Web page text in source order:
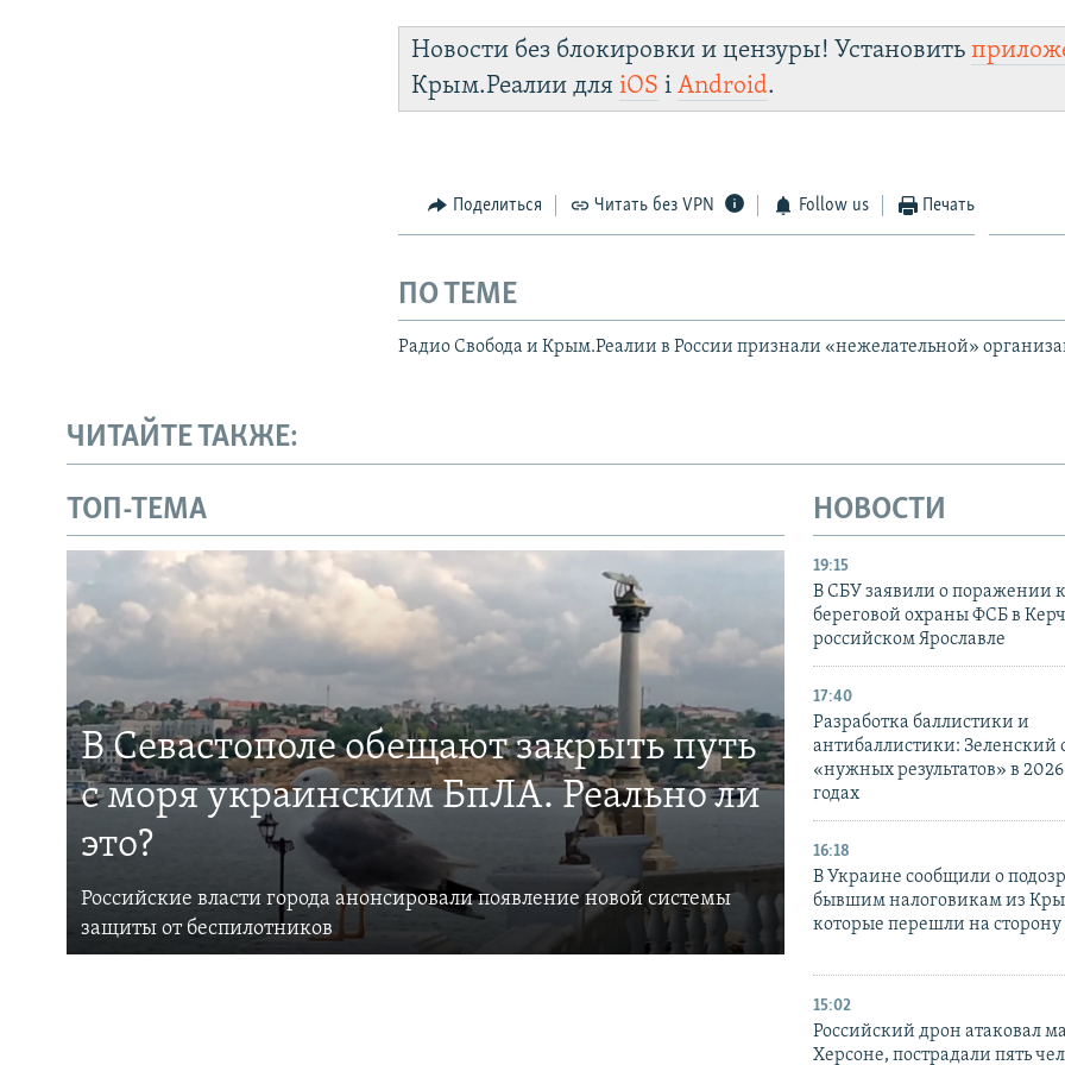
Новости без блокировки и цензуры! Установить
Крым.Реалии дляiOS іAndroid.
Поделиться Читать без VPN Follow us Печать
ПО ТЕМЕ
Радио Свобода и Крым.Реалии в России признали «нежелательной»
ЧИТАЙТЕ ТАКЖЕ:
ТОП-ТЕМА
В Севастополе обещают закрыть путь
с моря украинским БпЛА. Реально ли
это?
Российские власти города анонсировали появление новой системы
защиты от беспилотников
НОВОСТИ
19:15
В СБУ заявили о поражении
береговой охраны ФСБ в
российском Ярославле
17:40
Разработка баллистики и
антибаллистики: Зеленский
«нужных результатов» в
годах
16:18
В Украине сообщили о
бывшим налоговикам из
которые перешли на
15:02
Российский дрон атаковал
Херсоне, пострадали пять